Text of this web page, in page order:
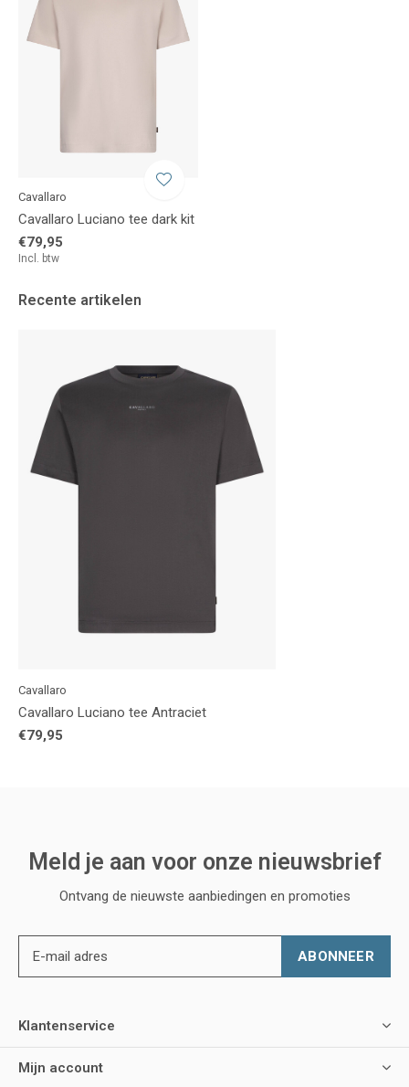
Cavallaro
Cavallaro Luciano tee dark kit
€79,95
Incl. btw
Recente artikelen
Cavallaro
Cavallaro Luciano tee Antraciet
€79,95
Meld je aan voor onze nieuwsbrief
Ontvang de nieuwste aanbiedingen en promoties
ABONNEER
Klantenservice
Mijn account